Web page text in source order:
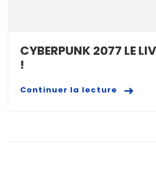
CYBERPUNK 2077 LE
!
Continuer la lecture